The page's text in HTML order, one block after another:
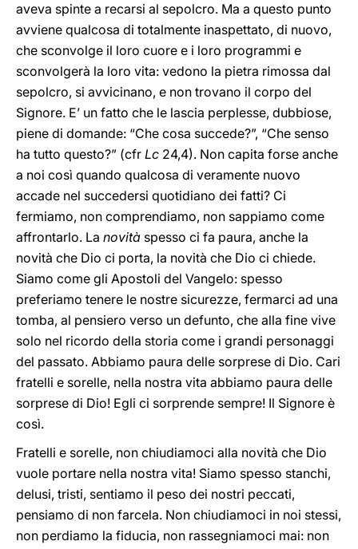
aveva spinte a recarsi al sepolcro. Ma a questo punto
avviene qualcosa di totalmente inaspettato, di nuovo,
che sconvolge il loro cuore e i loro programmi e
sconvolgerà la loro vita: vedono la pietra rimossa dal
sepolcro, si avvicinano, e non trovano il corpo del
Signore. E’ un fatto che le lascia perplesse, dubbiose,
piene di domande: “Che cosa succede?”, “Che senso
ha tutto questo?” (cfr Lc 24,4). Non capita forse anche
a noi così quando qualcosa di veramente nuovo
accade nel succedersi quotidiano dei fatti? Ci
fermiamo, non comprendiamo, non sappiamo come
affrontarlo. La novità spesso ci fa paura, anche la
novità che Dio ci porta, la novità che Dio ci chiede.
Siamo come gli Apostoli del Vangelo: spesso
preferiamo tenere le nostre sicurezze, fermarci ad una
tomba, al pensiero verso un defunto, che alla fine vive
solo nel ricordo della storia come i grandi personaggi
del passato. Abbiamo paura delle sorprese di Dio. Cari
fratelli e sorelle, nella nostra vita abbiamo paura delle
sorprese di Dio! Egli ci sorprende sempre! Il Signore è
così.
Fratelli e sorelle, non chiudiamoci alla novità che Dio
vuole portare nella nostra vita! Siamo spesso stanchi,
delusi, tristi, sentiamo il peso dei nostri peccati,
pensiamo di non farcela. Non chiudiamoci in noi stessi,
non perdiamo la fiducia, non rassegniamoci mai: non